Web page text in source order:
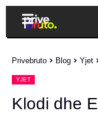
Privebruto > Blog > Yjet
YJET
Klodi dhe